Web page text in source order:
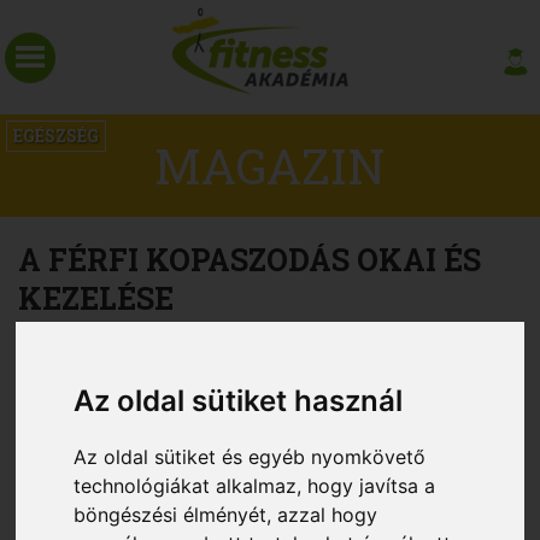
Az oldal sütiket használ
Az oldal sütiket és egyéb nyomkövető
technológiákat alkalmaz, hogy javítsa a
böngészési élményét, azzal hogy
EGÉSZSÉG MAGAZIN
A FÉRFI KOPASZODÁS OKAI ÉS
KEZELÉSE